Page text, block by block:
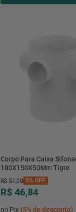
Corpo Para Caixa
100X150X50Mm Tigre
R$ 51,90 5%OFF
R$ 46,84
no Pix (5%de desconto)